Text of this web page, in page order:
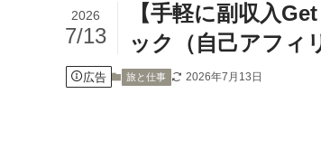
【手軽に副収入
ック（自己アフィ
2026
7/13
広告 旅と仕事 2026年7月13日